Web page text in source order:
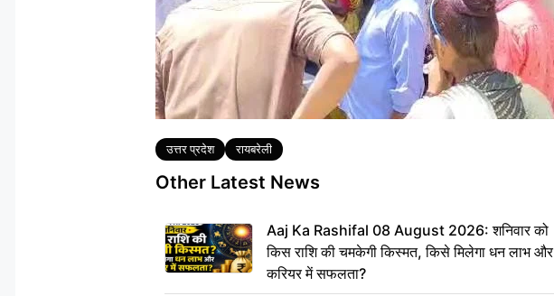
Tags
उत्तर प्रदेश रायबरेली
Other Latest News
Aaj Ka Rashifal 08 August 2026: शनिवार को
किस राशि की चमकेगी किस्मत, किसे मिलेगा धन लाभ और
करियर में सफलता?